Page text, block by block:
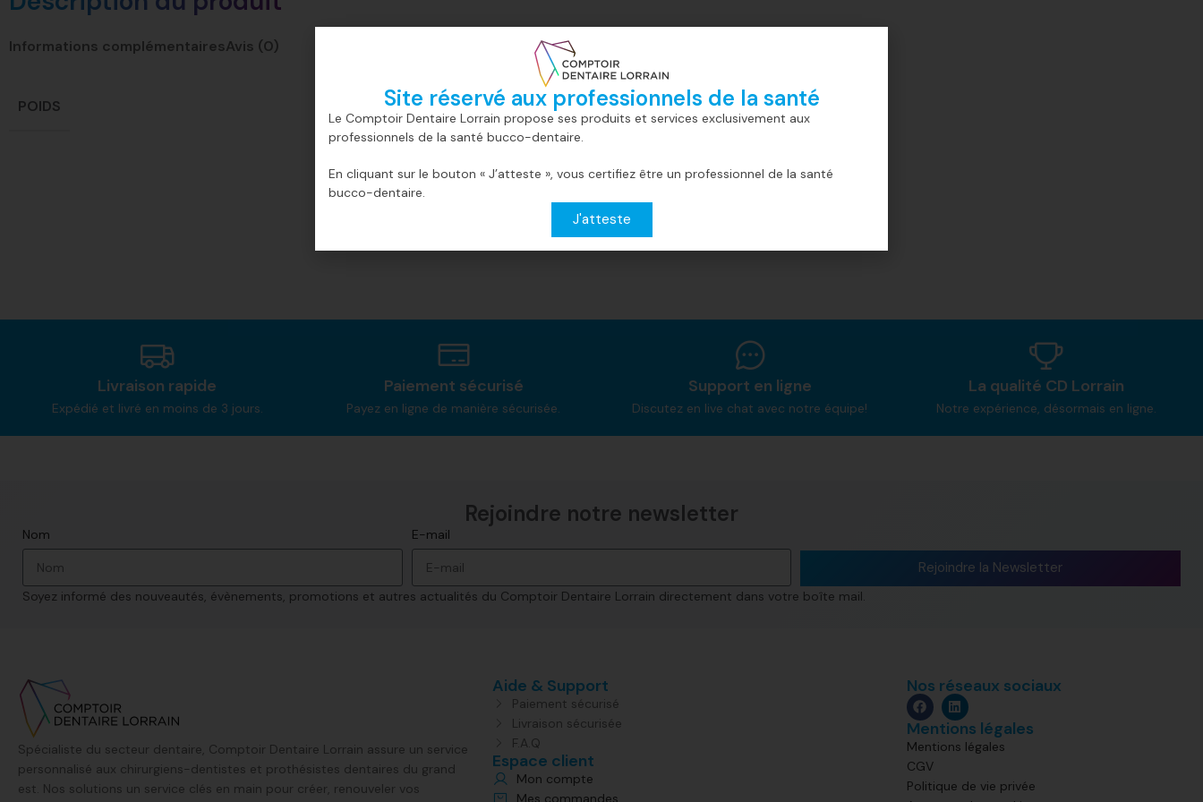
Informations complémentairesAvis (0)
POIDS 0,08 kg
Livraison rapide
Expédié et livré en moins de 3 jours.
Paiement sécurisé
Payez en ligne de manière sécurisée.
Support en ligne
Discutez en live chat avec notre équipe!
La qualité CD Lorrain
Notre expérience, désormais en ligne.
Rejoindre notre newsletter​
Nom E-mail
Rejoindre la Newsletter
Soyez informé des nouveautés, évènements, promotions et autres actualités du Comptoir Dentaire Lorrain directement dans votre boîte mail.
Spécialiste du secteur dentaire, Comptoir Dentaire Lorrain assure un service
personnalisé aux chirurgiens-dentistes et prothésistes dentaires du grand
est. Nos solutions un service clés en main pour créer, renouveler vos
Aide & Support
Paiement sécurisé
Livraison sécurisée
F.A.Q
Espace client
Mon compte
Mes commandes
Nos réseaux sociaux
Mentions légales
Mentions légales
CGV
Politique de vie privée
Site réservé aux professionnels de la santé
Le Comptoir Dentaire Lorrain propose ses produits et services exclusivement aux
professionnels de la santé bucco-dentaire.
En cliquant sur le bouton « J’atteste », vous certifiez être un professionnel de la santé
bucco-dentaire.
J'atteste